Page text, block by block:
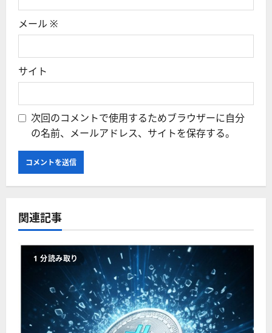
メール ※
サイト
次回のコメントで使用するためブラウザーに自分
の名前、メールアドレス、サイトを保存する。
関連記事
1 分読み取り